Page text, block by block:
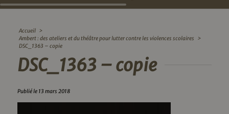
Accueil >
Ambert : des ateliers et du théâtre pour lutter contre les violences scolaires
>
DSC_1363 – copie
DSC_1363 – copie
Publié le 13 mars 2018